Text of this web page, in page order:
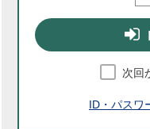
次回
ID・パスワ